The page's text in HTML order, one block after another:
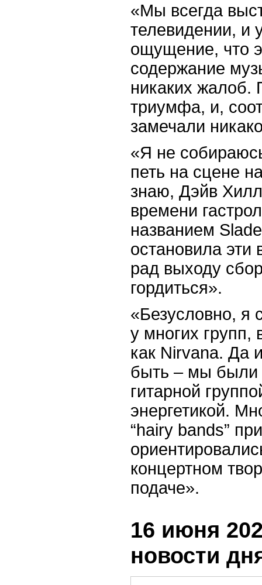
«Мы всегда
телевидении, и
ощущение, что
содержание
никаких жалоб.
триумфа, и,
замечали
«Я не
петь на сцене
знаю, Дэйв
времени
названием
остановила
рад выходу
гордиться».
«Безусловно, я
у многих групп,
как Nirvana. Да
быть – мы были
гитарной
энергетикой.
“hairy bands”
концертном
подаче».
16 июня
новости